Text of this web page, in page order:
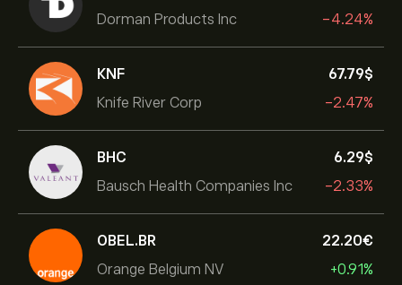
Dorman Products Inc
-4.24%
KNF
Knife River Corp
67.79‎$‎
-2.47%
BHC
Bausch Health Companies Inc
6.29‎$‎
-2.33%
OBEL.BR
Orange Belgium NV
22.20‎€‎
+0.91%